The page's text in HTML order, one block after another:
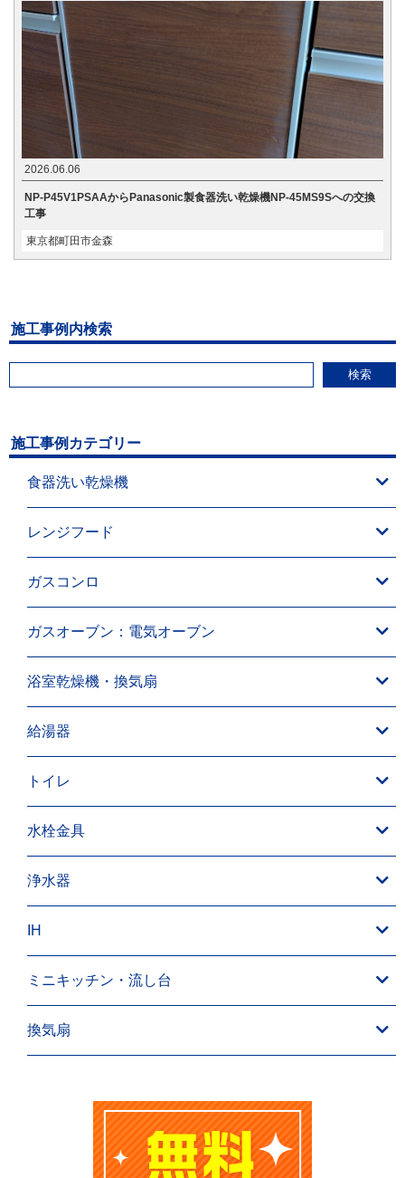
2026.06.06
NP-P45V1PSAAからPanasonic製食器洗い乾燥機NP-45MS9Sへの交換
工事
東京都町田市金森
施工事例内検索
検索
施工事例カテゴリー
食器洗い乾燥機
レンジフード
ガスコンロ
ガスオーブン：電気オーブン
浴室乾燥機・換気扇
給湯器
トイレ
水栓金具
浄水器
IH
ミニキッチン・流し台
換気扇